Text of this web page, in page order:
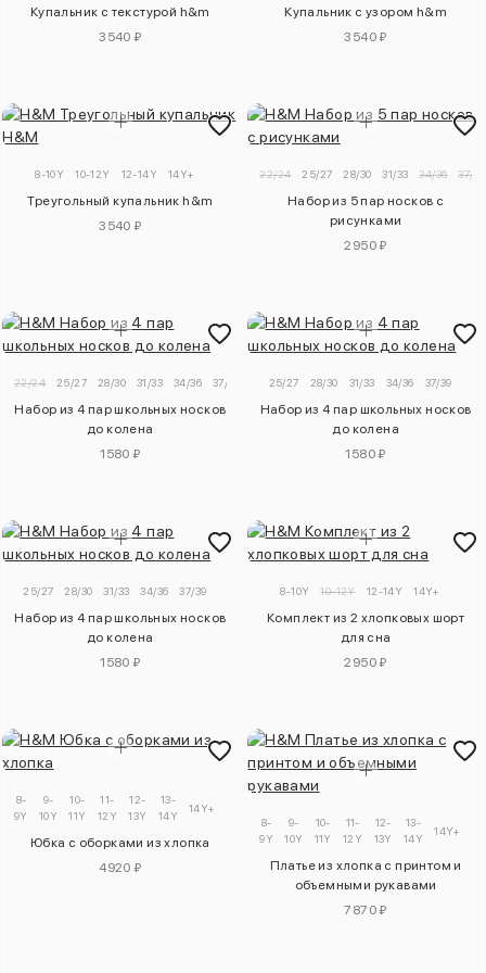
Купальник с текстурой h&m
3540 ₽
Купальник с узором h&m
3540 ₽
8-10Y 10-12Y 12-14Y 14Y+
Треугольный купальник h&m
3540 ₽
22/24 25/27 28/30 31/33 34/36 37/39
Набор из 5 пар носков с
рисунками
2950 ₽
22/24 25/27 28/30 31/33 34/36 37/39
Набор из 4 пар школьных носков
до колена
1580 ₽
25/27 28/30 31/33 34/36 37/39
Набор из 4 пар школьных носков
до колена
1580 ₽
25/27 28/30 31/33 34/36 37/39
Набор из 4 пар школьных носков
до колена
1580 ₽
8-10Y 10-12Y 12-14Y 14Y+
Комплект из 2 хлопковых шорт
для сна
2950 ₽
8-
9Y
9-
10Y
10-
11Y
11-
12Y
12-
13Y
13-
14Y
14Y+
Юбка с оборками из хлопка
4920 ₽
8-
9Y
9-
10Y
10-
11Y
11-
12Y
12-
13Y
13-
14Y
14Y+
Платье из хлопка с принтом и
объемными рукавами
7870 ₽